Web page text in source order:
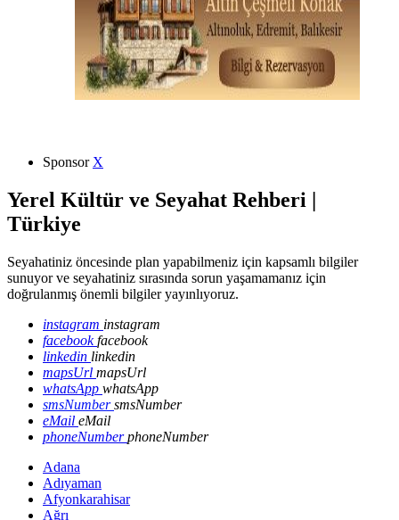
Sponsor X
Yerel Kültür ve Seyahat Rehberi |
Türkiye
Seyahatiniz öncesinde plan yapabilmeniz için kapsamlı bilgiler
sunuyor ve seyahatiniz sırasında sorun yaşamamanız için
doğrulanmış önemli bilgiler yayınlıyoruz.
instagram instagram
facebookfacebook
linkedin linkedin
mapsUrl mapsUrl
whatsApp whatsApp
smsNumbersmsNumber
eMail eMail
phoneNumberphoneNumber
Adana
Adıyaman
Afyonkarahisar
Ağrı